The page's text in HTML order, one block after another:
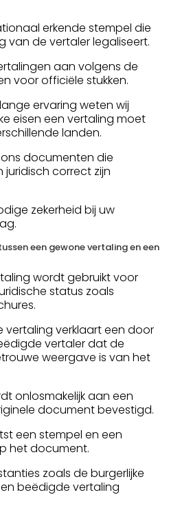
erkende stempel die
van de vertaler legaliseert.
aan volgens de
voor officiële stukken.
ervaring weten wij
eisen een vertaling moet
landen.
documenten die
juridisch correct zijn
zekerheid bij uw
een gewone vertaling en een
wordt gebruikt voor
status zoals
vertaling verklaart een door
vertaler dat de
weergave is van het
onlosmakelijk aan een
document bevestigd.
een stempel en een
het document.
zoals de burgerlijke
beëdigde vertaling